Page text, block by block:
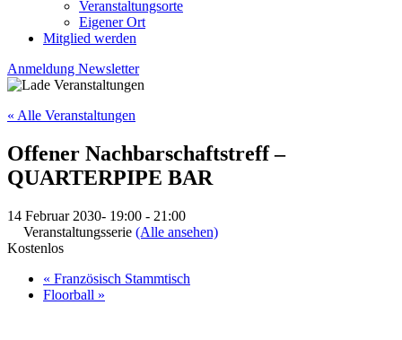
Veranstaltungsorte
Eigener Ort
Mitglied werden
Anmeldung Newsletter
« Alle Veranstaltungen
Offener Nachbarschaftstreff –
QUARTERPIPE BAR
14 Februar 2030- 19:00 - 21:00
Veranstaltungsserie (Alle ansehen)
Kostenlos
« Französisch Stammtisch
Floorball »